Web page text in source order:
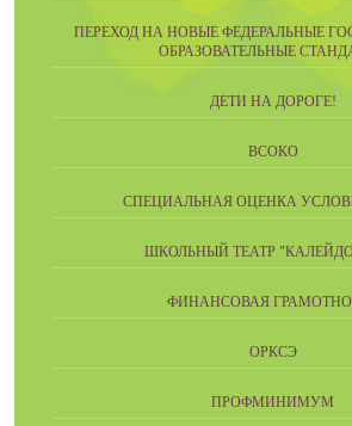
ПЕРЕХОД НА НОВЫЕ ФЕДЕРАЛЬНЫЕ
ОБРАЗОВАТЕЛЬНЫЕ
ДЕТИ НА ДОРОГЕ!
ВСОКО
СПЕЦИАЛЬНАЯ ОЦЕНКА
ШКОЛЬНЫЙ ТЕАТР
ФИНАНСОВАЯ
ОРКСЭ
ПРОФМИНИМУМ